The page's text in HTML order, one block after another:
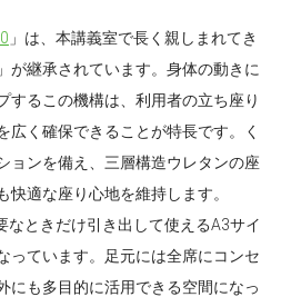
」は、本講義室で長く親しまれてき
が継承されています。身体の動きに
するこの機構は、利用者の立ち座り
広く確保できることが特長です。く
ョンを備え、三層構造ウレタンの座
適な座り心地を維持します。
なときだけ引き出して使えるA3サイ
っています。足元には全席にコンセ
にも多目的に活用できる空間になっ